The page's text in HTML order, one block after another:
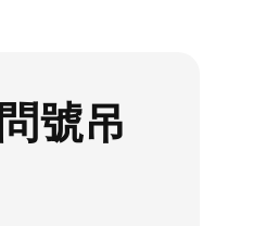
號吊